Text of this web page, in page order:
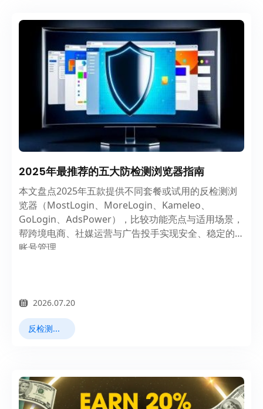
2025年最推荐的五大防检测浏览器指南
本文盘点2025年五款提供不同套餐或试用的反检测浏
览器（MostLogin、MoreLogin、Kameleo、
GoLogin、AdsPower），比较功能亮点与适用场景，
帮跨境电商、社媒运营与广告投手实现安全、稳定的多
账号管理。
2026.07.20
反检测浏览器